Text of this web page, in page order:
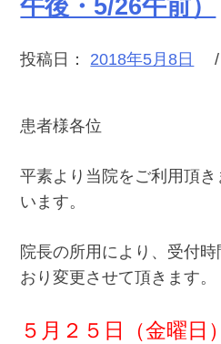
午後・5/26午前）
投稿日： 2018年5月8日 /
患者様各位
平素より当院をご利用頂
います。
院長の所用により、受付
おり変更させて頂きます。
５月２５日（金曜日